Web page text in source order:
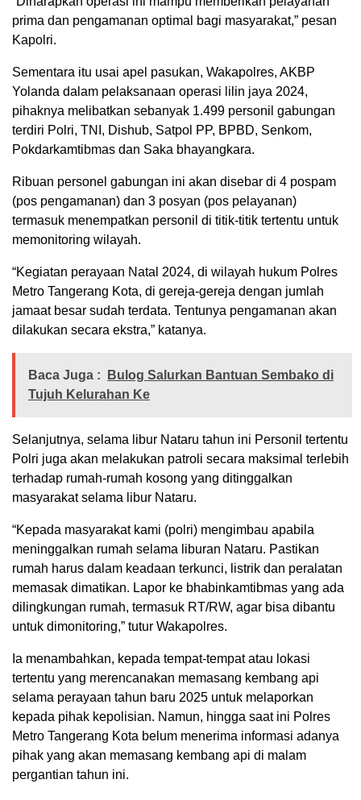
prima dan pengamanan optimal bagi masyarakat,” pesan
Kapolri.
Sementara itu usai apel pasukan, Wakapolres, AKBP
Yolanda dalam pelaksanaan operasi lilin jaya 2024,
pihaknya melibatkan sebanyak 1.499 personil gabungan
terdiri Polri, TNI, Dishub, Satpol PP, BPBD, Senkom,
Pokdarkamtibmas dan Saka bhayangkara.
Ribuan personel gabungan ini akan disebar di 4 pospam
(pos pengamanan) dan 3 posyan (pos pelayanan)
termasuk menempatkan personil di titik-titik tertentu untuk
memonitoring wilayah.
“Kegiatan perayaan Natal 2024, di wilayah hukum Polres
Metro Tangerang Kota, di gereja-gereja dengan jumlah
jamaat besar sudah terdata. Tentunya pengamanan akan
dilakukan secara ekstra,” katanya.
Baca Juga :
Bulog Salurkan Bantuan Sembako di
Tujuh Kelurahan Ke
Selanjutnya, selama libur Nataru tahun ini Personil tertentu
Polri juga akan melakukan patroli secara maksimal terlebih
terhadap rumah-rumah kosong yang ditinggalkan
masyarakat selama libur Nataru.
“Kepada masyarakat kami (polri) mengimbau apabila
meninggalkan rumah selama liburan Nataru. Pastikan
rumah harus dalam keadaan terkunci, listrik dan peralatan
memasak dimatikan. Lapor ke bhabinkamtibmas yang ada
dilingkungan rumah, termasuk RT/RW, agar bisa dibantu
untuk dimonitoring,” tutur Wakapolres.
Ia menambahkan, kepada tempat-tempat atau lokasi
tertentu yang merencanakan memasang kembang api
selama perayaan tahun baru 2025 untuk melaporkan
kepada pihak kepolisian. Namun, hingga saat ini Polres
Metro Tangerang Kota belum menerima informasi adanya
pihak yang akan memasang kembang api di malam
pergantian tahun ini.